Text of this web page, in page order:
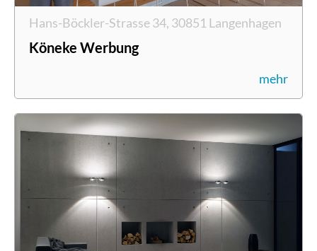
Hans-Böckler-Strasse 34, 30851 Langenhagen
Köneke Werbung
mehr